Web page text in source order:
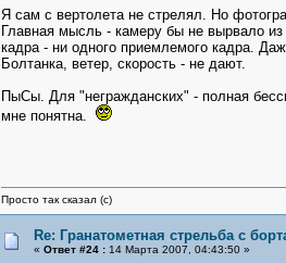
Я сам с вертолета не стрелял. Но
Главная мысль - камеру бы не вырвало
кадра - ни одного приемлемого кадра.
Болтанка, ветер, скорость - не дают.
ПыСы. Для "негражданских" - полная
мне понятна.
Просто так сказал (с)
Re: Гранатометная стрельба с
« Ответ #24 :14 Марта 2007, 04:43:50 »